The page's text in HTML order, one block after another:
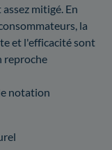
mitigé. En
la
et l'efficacité sont
reproche
notation